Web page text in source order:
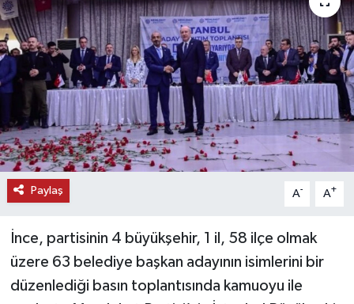
Paylaş A- A+
İnce, partisinin 4 büyükşehir, 1 il, 58 ilçe olmak
üzere 63 belediye başkan adayının isimlerini bir
düzenlediği basın toplantısında kamuoyu ile
MAGAZİN
ÖZEL HABER
SAĞLIK
SPOR
TEKNOLOJİ
YAŞAM